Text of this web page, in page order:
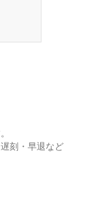
刻・早退など